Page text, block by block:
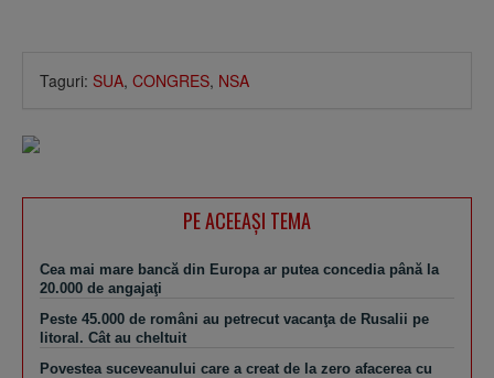
Taguri: SUA, CONGRES, NSA
PE ACEEAŞI TEMA
Cea mai mare bancă din Europa ar putea concedia până la
20.000 de angajaţi
Peste 45.000 de români au petrecut vacanţa de Rusalii pe
litoral. Cât au cheltuit
Povestea suceveanului care a creat de la zero afacerea cu